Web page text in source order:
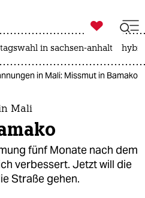
ich

taz zahl ich
in sachsen-anhalt
in Mali: Missmut in Bamako
Mali
fünf Monate nach dem
verbessert. Jetzt will die
Straße gehen.